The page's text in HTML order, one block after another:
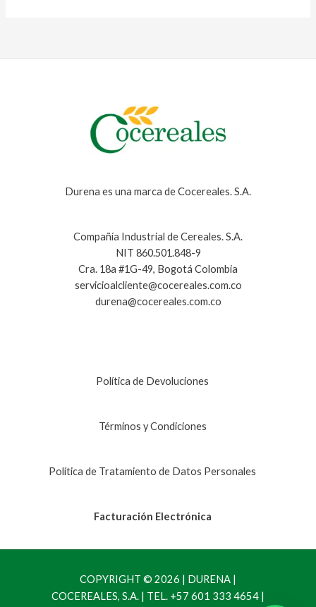
Durena es una marca de Cocereales. S.A.
Compañía Industrial de Cereales. S.A.
NIT 860.501.848-9
Cra. 18a #1G-49, Bogotá Colombia
servicioalcliente@cocereales.com.co
durena@cocereales.com.co
Política de Devoluciones
Términos y Condiciones
Política de Tratamiento de Datos Personales
Facturación Electrónica
COPYRIGHT © 2026 | DURENA |
COCEREALES, S.A. | TEL. +57 601 333 4654 |